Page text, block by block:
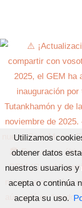
Utilizamos
obtener datos
nuestros usuarios
acepta o continúa
acepta su uso.